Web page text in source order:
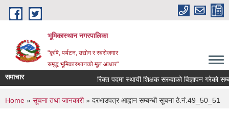
Skip to main content
भूमिकास्थान नगरपालिका
"कृषि, पर्यटन, उद्योग र स्वरोजगार
समृद्ध भूमिकास्थानको मूल आधार"
समाचार रिक्त पदमा स्थायी शिक्षक सरुवाको विज्ञापन गरेको
You are here
Home » सूचना तथा जानकारी» दरभाउपत्र आह्वान सम्बन्धी सूचना ठे‍‍.नं.49_50_51